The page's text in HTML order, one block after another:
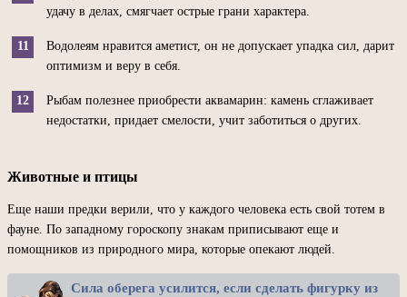
удачу в делах, смягчает острые грани характера.
Водолеям нравится аметист, он не допускает упадка сил, дарит
оптимизм и веру в себя.
Рыбам полезнее приобрести аквамарин: камень сглаживает
недостатки, придает смелости, учит заботиться о других.
Животные и птицы
Еще наши предки верили, что у каждого человека есть свой тотем в
фауне. По западному гороскопу знакам приписывают еще и
помощников из природного мира, которые опекают людей.
Сила оберега усилится, если сделать фигурку из